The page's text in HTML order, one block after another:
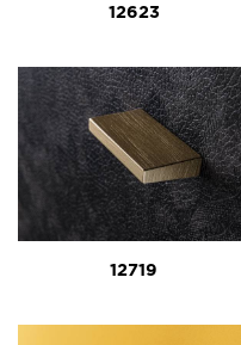
12623
12719